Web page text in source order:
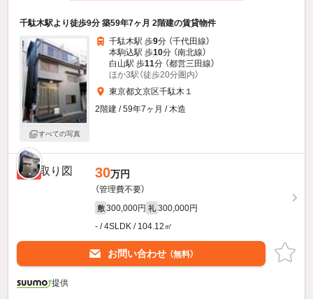
千駄木駅より徒歩9分 築59年7ヶ月 2階建の賃貸物件
すべての写真
千駄木駅 歩9分 （千代田線）
本駒込駅 歩10分 （南北線）
白山駅 歩11分 （都営三田線）
ほか3駅（徒歩20分圏内）
東京都文京区千駄木１
2階建 / 59年7ヶ月 / 木造
新着 30万円
（管理費不要）
敷 300,000円 礼 300,000円
- / 4SLDK / 104.12㎡
お問い合わせ （無料）
提供